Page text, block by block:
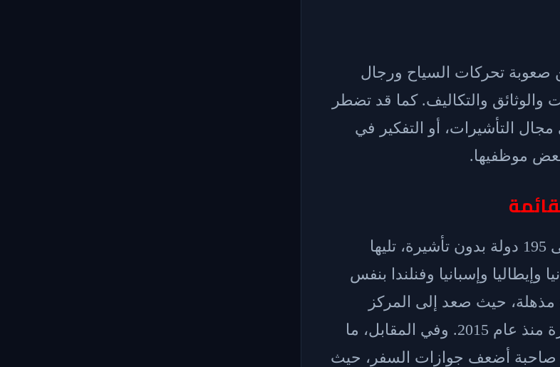
صعوبة تحركات السياح ورجال
والتكاليف. كما قد تضطر
التأشيرات، أو التفكير في
موظفيها.
تتربع سنغافورة على رأس القائمة بإمكانية الدخول إلى 195 دولة بدون تأشيرة، تليها
فرنسا وألمانيا وإيطاليا وإسبانيا وفنلندا بنفس
مذهلة، حيث صعد إلى المركز
الثامن عالميًا بفضل دخول 72 دولة جديدة بدون تأشيرة منذ عام 2015. وفي المقابل، ما
صاحبة أضعف جوازات السفر، حيث